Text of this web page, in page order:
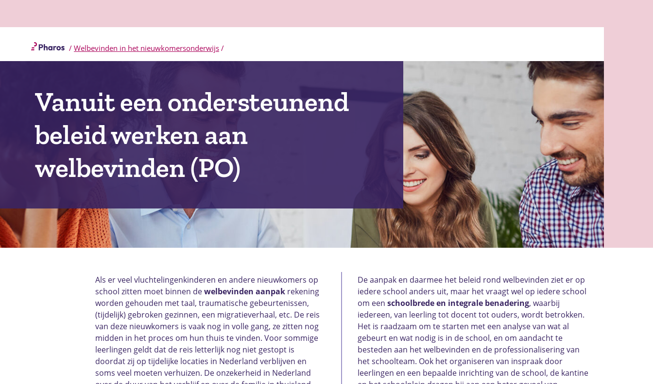
/ Welbevinden in het nieuwkomersonderwijs /
Vanuit een ondersteunend
beleid werken aan
welbevinden (PO)
Als er veel vluchtelingenkinderen en andere nieuwkomers op
school zitten moet binnen dewelbevinden aanpak rekening
worden gehouden met taal, traumatische gebeurtenissen,
(tijdelijk) gebroken gezinnen, een migratieverhaal, etc. De reis
van deze nieuwkomers is vaak nog in volle gang, ze zitten nog
midden in het proces om hun thuis te vinden. Voor sommige
leerlingen geldt dat de reis letterlijk nog niet gestopt is
doordat zij op tijdelijke locaties in Nederland verblijven en
soms veel moeten verhuizen. De onzekerheid in Nederland
De aanpak en daarmee het beleid rond welbevinden ziet er op
iedere school anders uit, maar het vraagt wel op iedere school
om een schoolbrede en integrale benadering, waarbij
iedereen, van leerling tot docent tot ouders, wordt betrokken.
Het is raadzaam om te starten met een analyse van wat al
gebeurt en wat nodig is in de school, en om aandacht te
besteden aan het welbevinden en de professionalisering van
het schoolteam. Ook het organiseren van inspraak door
leerlingen en een bepaalde inrichting van de school, de kantine